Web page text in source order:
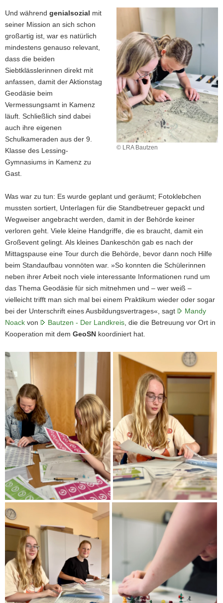
© LRA Bautzen
Und während genialsozial mit
seiner Mission an sich schon
großartig ist, war es natürlich
mindestens genauso relevant,
dass die beiden
Siebtklässlerinnen direkt mit
anfassen, damit der Aktionstag
Geodäsie beim
Vermessungsamt in Kamenz
läuft. Schließlich sind dabei
auch ihre eigenen
Schulkameraden aus der 9.
Klasse des Lessing-
Gymnasiums in Kamenz zu
Gast.
Was war zu tun: Es wurde geplant und geräumt; Fotoklebchen
mussten sortiert, Unterlagen für die Standbetreuer gepackt und
Wegweiser angebracht werden, damit in der Behörde keiner
verloren geht. Viele kleine Handgriffe, die es braucht, damit ein
Großevent gelingt. Als kleines Dankeschön gab es nach der
Mittagspause eine Tour durch die Behörde, bevor dann noch Hilfe
beim Standaufbau vonnöten war. »So konnten die Schülerinnen
neben ihrer Arbeit noch viele interessante Informationen rund um
das Thema Geodäsie für sich mitnehmen und – wer weiß –
vielleicht trifft man sich mal bei einem Praktikum wieder oder sogar
bei der Unterschrift eines Ausbildungsvertrages«, sagt
Mandy
Noack von Bautzen - Der Landkreis , die die Betreuung vor Ort in
Kooperation mit dem GeoSN koordiniert hat.